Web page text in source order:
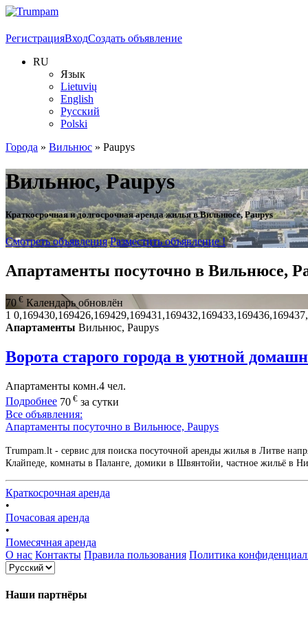
РегистрацияВходСоздать объявление
RU
Язык
Lietuvių
English
Русский
Polski
Города » Вильнюс » Paupys
Вильнюс, Paupys
Краткосрочная и долгосрочная аренда жилья в Вильнюсе, Paupys
Смотреть объявления Разместить объявление !
Апартаменты посуточно в Вильнюсе,
70 € Календарь обновлён
1
Апартаменты Вильнюс, Paupys
Ворота старого города в уютной
Апартаменты комн.4 чел.
Подробнее 70 € за сутки
Все объявления:
Апартаменты посуточно в Вильнюсе, Paupys
Trumpam.lt - сервис для поиска посуточной аренды жилья в Литве
Клайпеде, комнаты в Паланге, домики в Швянтойи, частное жильё в
Краткосрочная аренда
•
Почасовая аренда
•
Помесячная аренда
О нас Контакты Правила пользования Политика
Наши партнёры